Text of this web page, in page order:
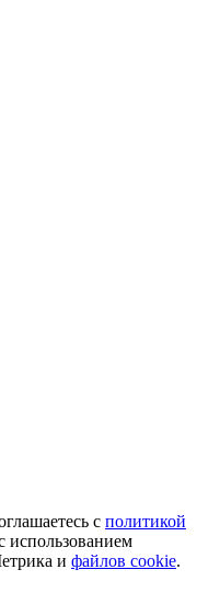
с политикой
использованием
и файлов cookie.